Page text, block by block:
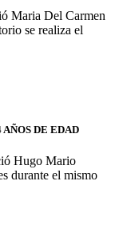
Maria Del Carmen
se realiza el
DE EDAD
Hugo Mario
durante el mismo